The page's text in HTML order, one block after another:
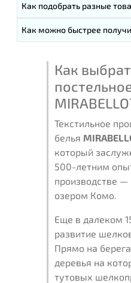
Как подобрать разные
Как можно быстрее
Как
Текстильное
белья
который
500-летним
производстве
озером Комо.
Еще в далеком
развитие
Прямо на
деревья на
тутовых